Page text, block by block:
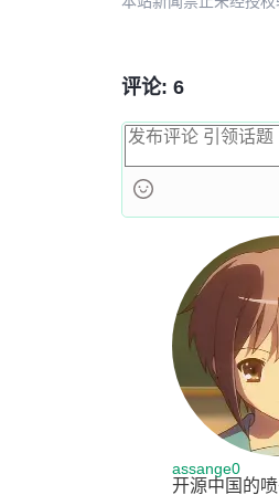
评论: 6
assange0
开源中国的喷